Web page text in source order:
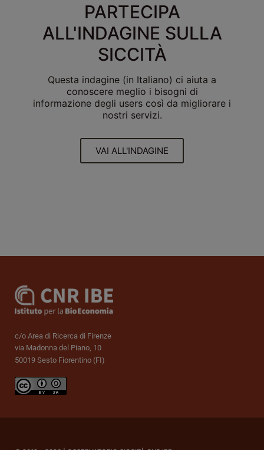
PARTECIPA
ALL'INDAGINE SULLA
SICCITÀ
Questa indagine (in Italiano) ci aiuta a
conoscere meglio i bisogni di
informazione degli users così da migliorare i
nostri servizi.
VAI ALL'INDAGINE
c/o Area di Ricerca di Firenze
via Madonna del Piano, 10
50019 Sesto Fiorentino (FI)